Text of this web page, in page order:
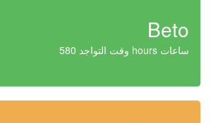
Beto
وقت التواجد 580 hours ساعات